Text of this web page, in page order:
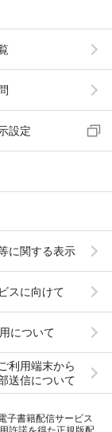
設定
に関する表示
スに向けて
について
利用端末から
送信について
子書籍配信サービス